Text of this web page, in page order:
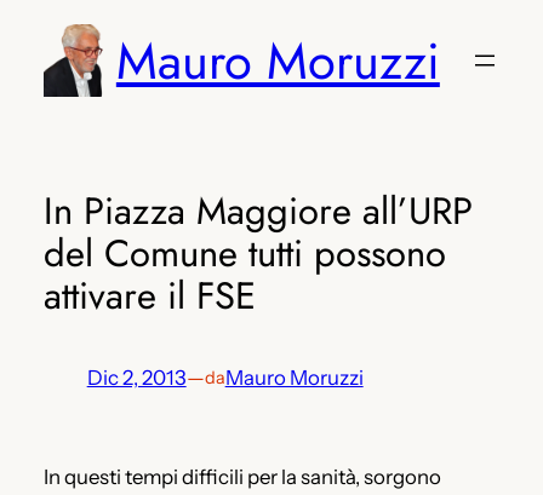
contenuto
Mauro Moruzzi
In Piazza Maggiore all’URP
del Comune tutti possono
attivare il FSE
Dic 2, 2013—daMauro Moruzzi
In questi tempi difficili per la sanità, sorgono